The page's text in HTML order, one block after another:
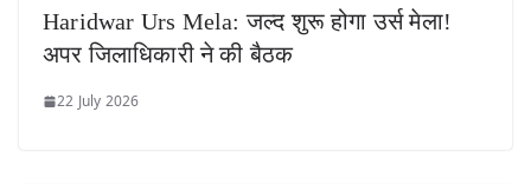
Haridwar Urs Mela: जल्द शुरू होगा उर्स मेला!
अपर जिलाधिकारी ने की बैठक
22 July 2026